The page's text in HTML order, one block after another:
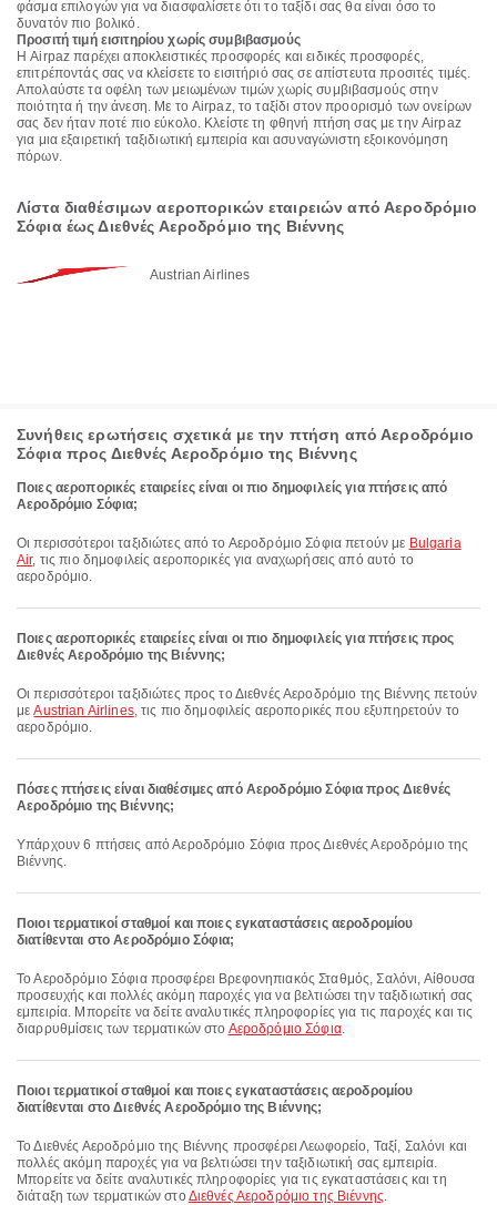
φάσμα επιλογών για να διασφαλίσετε ότι το ταξίδι σας θα είναι όσο το
δυνατόν πιο βολικό.
Προσιτή τιμή εισιτηρίου χωρίς συμβιβασμούς
Η Airpaz παρέχει αποκλειστικές προσφορές και ειδικές προσφορές,
επιτρέποντάς σας να κλείσετε το εισιτήριό σας σε απίστευτα προσιτές τιμές.
Απολαύστε τα οφέλη των μειωμένων τιμών χωρίς συμβιβασμούς στην
ποιότητα ή την άνεση. Με το Airpaz, το ταξίδι στον προορισμό των ονείρων
σας δεν ήταν ποτέ πιο εύκολο. Κλείστε τη φθηνή πτήση σας με την Airpaz
για μια εξαιρετική ταξιδιωτική εμπειρία και ασυναγώνιστη εξοικονόμηση
πόρων.
Λίστα διαθέσιμων αεροπορικών εταιρειών από Αεροδρόμιο
Σόφια έως Διεθνές Αεροδρόμιο της Βιέννης
Austrian Airlines
Συνήθεις ερωτήσεις σχετικά με την πτήση από Αεροδρόμιο
Σόφια προς Διεθνές Αεροδρόμιο της Βιέννης
Ποιες αεροπορικές εταιρείες είναι οι πιο δημοφιλείς για πτήσεις από
Αεροδρόμιο Σόφια;
Οι περισσότεροι ταξιδιώτες από το Αεροδρόμιο Σόφια πετούν με Bulgaria
Air, τις πιο δημοφιλείς αεροπορικές για αναχωρήσεις από αυτό το
αεροδρόμιο.
Ποιες αεροπορικές εταιρείες είναι οι πιο δημοφιλείς για πτήσεις προς
Διεθνές Αεροδρόμιο της Βιέννης;
Οι περισσότεροι ταξιδιώτες προς το Διεθνές Αεροδρόμιο της Βιέννης πετούν
μεAustrian Airlines, τις πιο δημοφιλείς αεροπορικές που εξυπηρετούν το
αεροδρόμιο.
Πόσες πτήσεις είναι διαθέσιμες από Αεροδρόμιο Σόφια προς Διεθνές
Αεροδρόμιο της Βιέννης;
Υπάρχουν 6 πτήσεις από Αεροδρόμιο Σόφια προς Διεθνές Αεροδρόμιο της
Βιέννης.
Ποιοι τερματικοί σταθμοί και ποιες εγκαταστάσεις αεροδρομίου
διατίθενται στο Αεροδρόμιο Σόφια;
Το Αεροδρόμιο Σόφια προσφέρει Βρεφονηπιακός Σταθμός, Σαλόνι, Αίθουσα
προσευχής και πολλές ακόμη παροχές για να βελτιώσει την ταξιδιωτική σας
εμπειρία. Μπορείτε να δείτε αναλυτικές πληροφορίες για τις παροχές και τις
διαρρυθμίσεις των τερματικών στο Αεροδρόμιο Σόφια.
Ποιοι τερματικοί σταθμοί και ποιες εγκαταστάσεις αεροδρομίου
διατίθενται στο Διεθνές Αεροδρόμιο της Βιέννης;
Το Διεθνές Αεροδρόμιο της Βιέννης προσφέρει Λεωφορείο, Ταξί, Σαλόνι και
πολλές ακόμη παροχές για να βελτιώσει την ταξιδιωτική σας εμπειρία.
Μπορείτε να δείτε αναλυτικές πληροφορίες για τις εγκαταστάσεις και τη
διάταξη των τερματικών στοΔιεθνές Αεροδρόμιο της Βιέννης.